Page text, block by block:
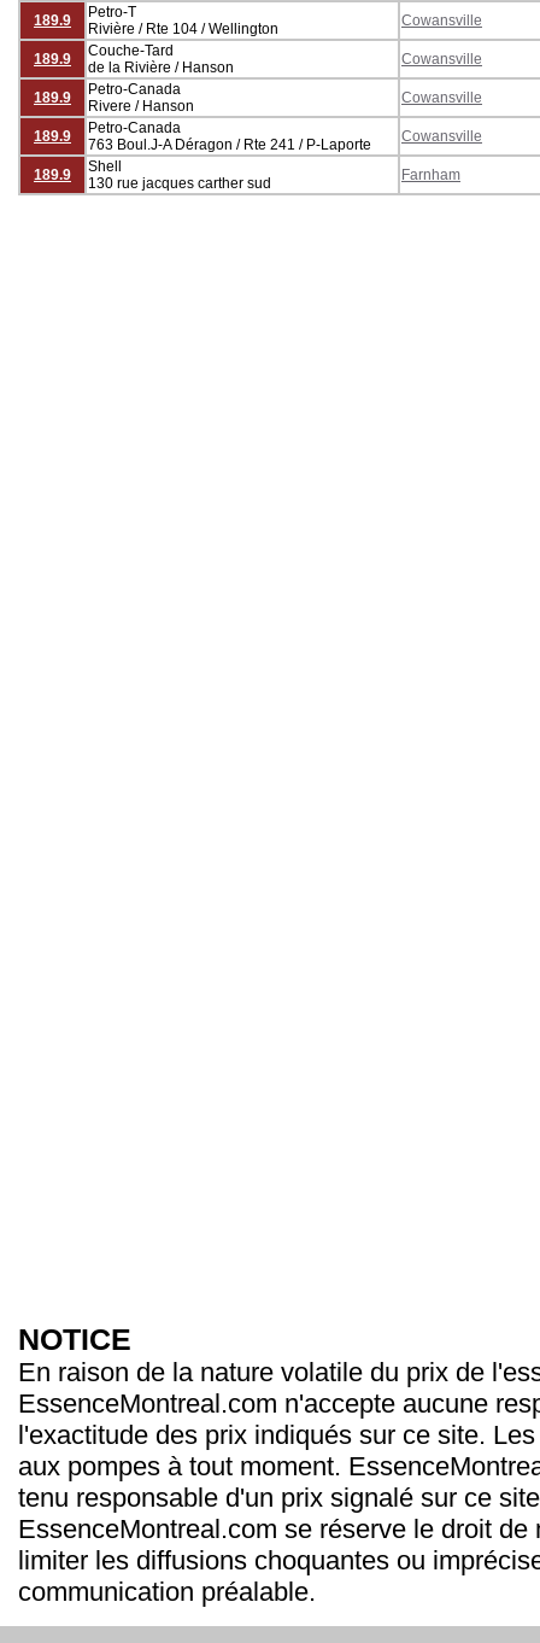
189.9
Petro-T
Rivière / Rte 104 / Wellington
Cowansville
189.9
Couche-Tard
de la Rivière / Hanson
Cowansville
189.9
Petro-Canada
Rivere / Hanson
Cowansville
189.9
Petro-Canada
763 Boul.J-A Déragon / Rte 241 / P-Laporte
Cowansville
189.9
Shell
130 rue jacques carther sud
Farnham
NOTICE
En raison de la nature volatile du prix de
EssenceMontreal.com n'accepte aucune
l'exactitude des prix indiqués sur ce site.
aux pompes à tout moment.
tenu responsable d'un prix signalé sur ce
EssenceMontreal.com se réserve le droit de
limiter les diffusions choquantes ou
communication préalable.